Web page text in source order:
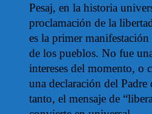
Pesaj, en la historia
proclamación de la
es la primer
de los pueblos. No fue
intereses del momento, o
una declaración del Padre
tanto, el mensaje de